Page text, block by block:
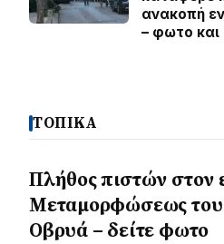
ανακοπή
– φωτο και
ΤΟΠΙΚΑ
Πλήθος πιστών στον
Μεταμορφώσεως του
Οβρυά – δείτε φωτο